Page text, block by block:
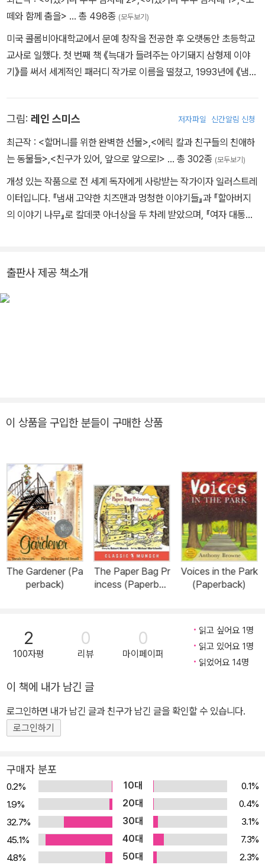
떼와 함께 춤을> … 총 498종 (모두보기)
미국 콜롬비아대학교에서 문예 창작을 전공한 후 오랫동안 초등학교
교사로 일했다. 첫 번째 책 《늑대가 들려주는 아기돼지 삼형제 이야
기》를 써서 세계적인 패러디 작가로 이름을 떨쳤고, 1993년에 《냄새
며, 초대 ‘청소년 문학 진흥을 위한 홍보 대사’로 활동했다.
그림: 레인 스미스 저자파일 신간알림 신청
최근작 : <할머니를 위한 완벽한 선물>,<에릭 칼과 친구들의 친애하
는 동물들>,<친구가 있어, 앞으로 앞으로!> … 총 302종 (모두보기)
개성 있는 작품으로 전 세계 독자에게 사랑받는 작가이자 일러스트레
이터입니다. 『냄새 고약한 치즈맨과 멍청한 이야기들』과 『할아버지
의 이야기 나무』로 칼데콧 아너상을 두 차례 받았으며, 『여자 대통령』
드 달의 『제임스와 슈퍼 복숭아』와 플로렌스 패리 하이드의 『하늘을
날고 싶은 공주』에 그림을 그렸습니다. 그 밖에도 『행복한 하하호호
출판사 제공 책소개
이 상품을 구입한 분들이 구매한 상품
The Gardener (Pa
perback)
The Paper Bag Pr
incess (Paperbac
Voices in the Park
(Paperback)
2
100자평
0
리뷰
0
마이페이퍼
읽고 싶어요 1명
읽고 있어요 1명
읽었어요 14명
이 책에 내가 남긴 글
로그인하면 내가 남긴 글과 친구가 남긴 글을 확인할 수 있습니다.
로그인하기
구매자 분포
0.2% 10대
0.1%
1.9%
20대
0.4%
32.7%
30대
3.1%
45.1%
40대
7.3%
4.8%
50대
2.3%